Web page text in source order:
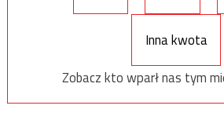
Inna kwota
Zobacz kto wparł nas tym